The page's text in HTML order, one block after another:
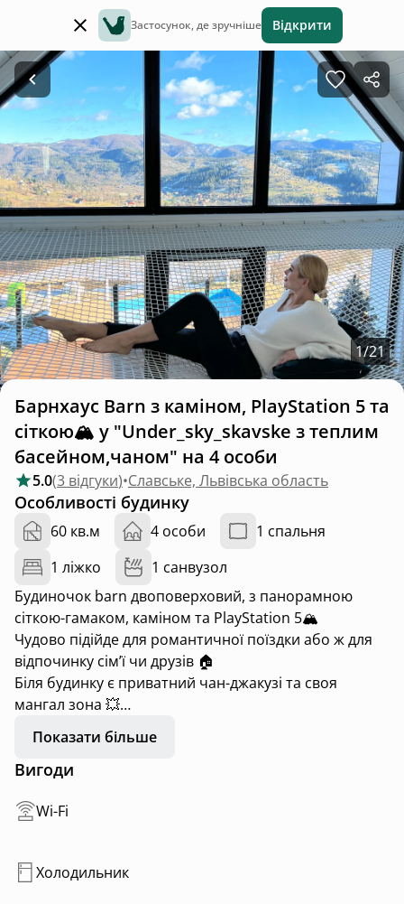
Застосунок, де зручніше Відкрити
1/21
Барнхаус Barn з каміном, PlayStation 5 та
сіткою🏔️ у "Under_sky_skavske з теплим
басейном,чаном" на 4 особи
5.0(3 відгуки)•Славське, Львівська область
Особливості будинку
60 кв.м 4 особи
1 спальня
1 ліжко
1 санвузол
Будиночок barn двоповерховий, з панорамною
сіткою-гамаком, каміном та PlayStation 5🏔️
Чудово підійде для романтичної поїздки або ж для
відпочинку сімʼї чи друзів 🏠
Біля будинку є приватний чан-джакузі та своя
мангал зона 💥
Також обладнана повноцінна кухня для
приготування улюблених страв 😌
Показати більше
Вигоди
Wi-Fi
Холодильник